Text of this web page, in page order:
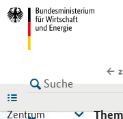
Zentrum